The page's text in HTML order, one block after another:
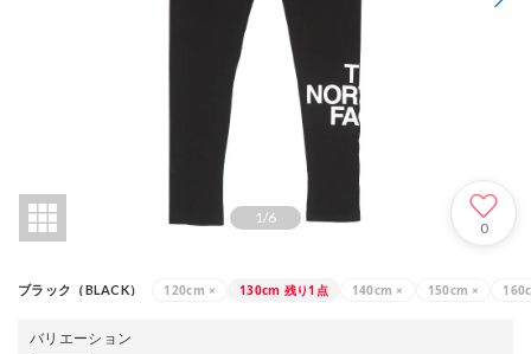
1 /6
0
ブラック（BLACK） 120cm × 130cm 残り1点 140cm × 150cm ×
バリエーション